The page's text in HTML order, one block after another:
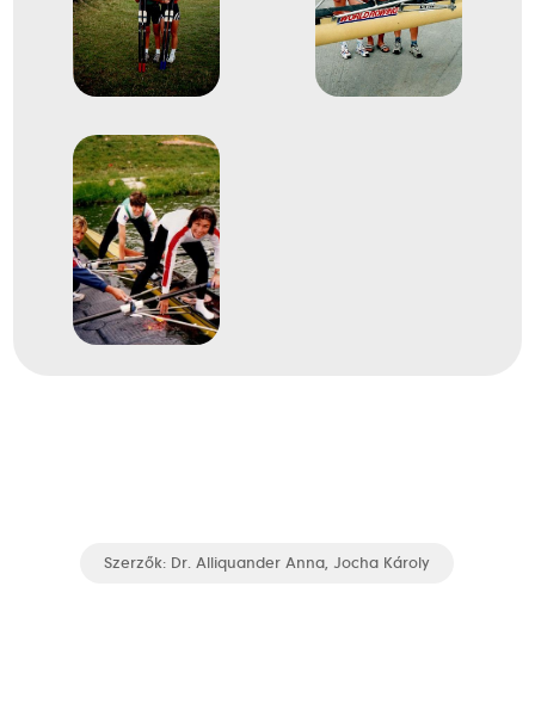
Evezés Európa-bajnokság
Evezős Könnyű súlyú
kétpárevezős (Ks 2x)
Szerzők: Dr. Alliquander Anna, Jocha Károly